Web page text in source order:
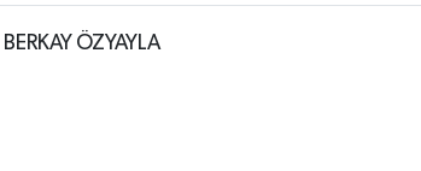
BERKAY ÖZYAYLA